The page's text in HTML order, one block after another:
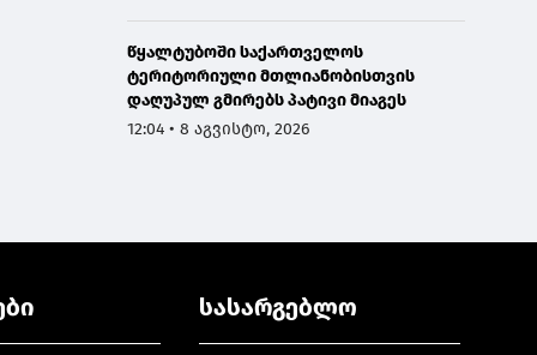
წყალტუბოში საქართველოს
ტერიტორიული მთლიანობისთვის
დაღუპულ გმირებს პატივი მიაგეს
12:04 • 8 აგვისტო, 2026
სასარგებლო